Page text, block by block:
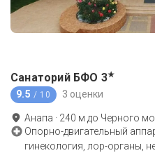
Санаторий БФО 3★
9.5 / 10 3 оценки
Анапа · 240 м до Черного
Опорно-двигательный
гинекология, лор-органы,